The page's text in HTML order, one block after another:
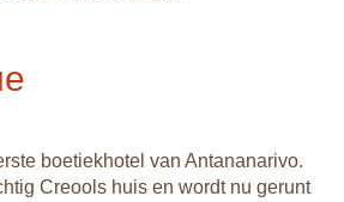
boetiekhotel van Antananarivo.
Creools huis en wordt nu gerunt